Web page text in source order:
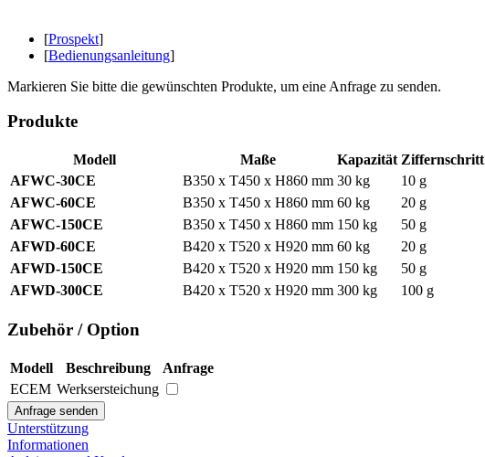
[Prospekt]
[Bedienungsanleitung]
Markieren Sie bitte die gewünschten Produkte, um eine Anfrage zu senden.
Produkte
Modell Maße Kapazität Ziffernschritt
AFWC-30CE
B350 x T450 x H860 mm 30 kg
10 g
AFWC-60CE
B350 x T450 x H860 mm 60 kg
20 g
AFWC-150CE
B350 x T450 x H860 mm 150 kg
50 g
AFWD-60CE
B420 x T520 x H920 mm 60 kg
20 g
AFWD-150CE
B420 x T520 x H920 mm 150 kg
50 g
AFWD-300CE
B420 x T520 x H920 mm 300 kg 100 g
Zubehör / Option
Modell Beschreibung
Anfrage
ECEM Werksersteichung
Unterstützung
Informationen